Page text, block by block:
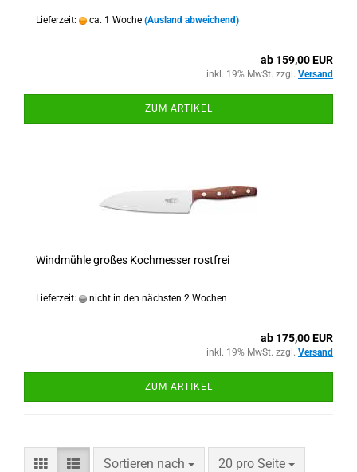
Lieferzeit: ca. 1 Woche (Ausland abweichend)
ab 159,00 EUR
inkl. 19% MwSt. zzgl. Versand
ZUM ARTIKEL
Windmühle großes Kochmesser rostfrei
Lieferzeit: nicht in den nächsten 2 Wochen
ab 175,00 EUR
inkl. 19% MwSt. zzgl. Versand
ZUM ARTIKEL
Sortieren nach
Sortieren nach 20 pro Seite
pro Seite